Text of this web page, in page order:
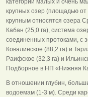
категории малых и очень
крупных озер (площадью от
крупным относятся озера
Кабан (25,0 га), система
соединенных протоками, с
Ковалинское (88,2 га) и
Раифское (32,3 га) и
Подборное в НП «Нижняя
В отношении глубин,
водоемам (1-3 м). Среди